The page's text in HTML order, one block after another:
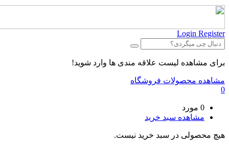
Login Register
برای مشاهده لیست علاقه مندی ها وارد شوید!
مشاهده محصولات فروشگاه
0
0 مورد
مشاهده سبد خرید
هیچ محصولی در سبد خرید نیست.